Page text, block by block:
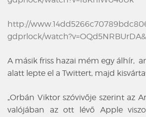
http://
gdprlock/
A másik friss hazai mém egy álhír,
alatt lepte el a Twittert, majd
„Orbán Viktor szóvivője szerint az
valójában az ott lévő Apple